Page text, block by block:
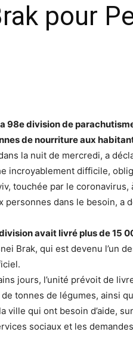
pour
98e division de
de nourriture aux
la nuit de mercredi, a
incroyablement difficile,
touchée par le
personnes dans le besoin, a
avait livré plus de 15
Brak, qui est devenu l’un
jours, l’unité prévoit de
tonnes de légumes, ainsi
ville qui ont besoin d’aide,
sociaux et les